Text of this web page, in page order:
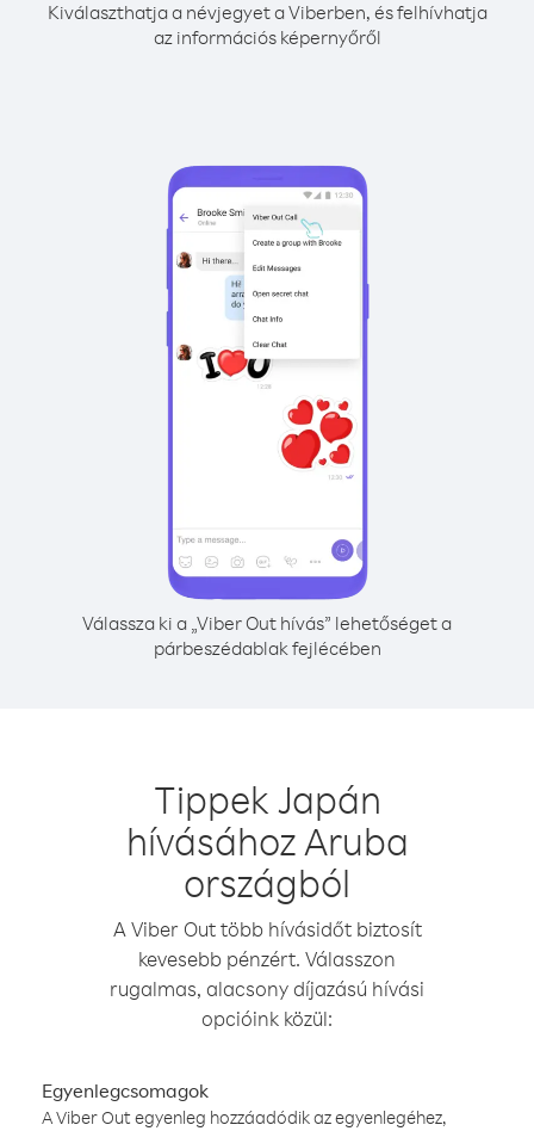
Kiválaszthatja a névjegyet a Viberben, és felhívhatja
az információs képernyőről
Válassza ki a „Viber Out hívás” lehetőséget a
párbeszédablak fejlécében
Tippek Japán
hívásához Aruba
országból
A Viber Out több hívásidőt biztosít
kevesebb pénzért. Válasszon
rugalmas, alacsony díjazású hívási
opcióink közül:
Egyenlegcsomagok
A Viber Out egyenleg hozzáadódik az egyenlegéhez,